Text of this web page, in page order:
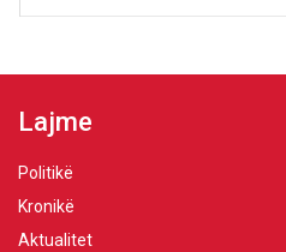
Lajme
Politikë
Kronikë
Aktualitet